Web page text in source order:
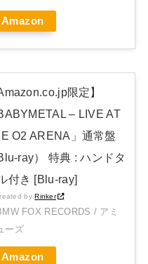
Amazon
限定】
BABYMETAL – LIVE AT
O2 ARENA」通常盤
Blu-ray） 特典 : ハンドタ
付き [Blu-ray]
byRinker
FOX RECORDS / アミ
ーズ
Amazon